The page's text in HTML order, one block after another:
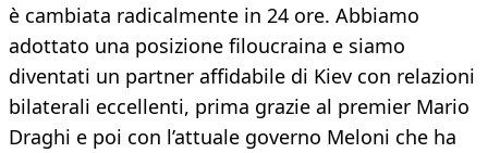
è cambiata radicalmente in 24 ore. Abbiamo
adottato una posizione filoucraina e siamo
diventati un partner affidabile di Kiev con relazioni
bilaterali eccellenti, prima grazie al premier Mario
Draghi e poi con l’attuale governo Meloni che ha